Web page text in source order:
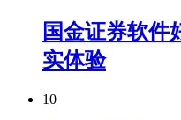
国金证券软件
实体验
10